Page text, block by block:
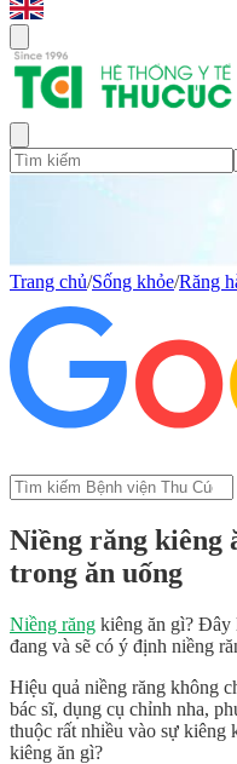
Trang chủ/Sống khỏe/Răng
Niềng răng kiêng
trong ăn uống
Niềng răng kiêng ăn gì? Đây
đang và sẽ có ý định niềng
Hiệu quả niềng răng không
bác sĩ, dụng cụ chỉnh nha,
thuộc rất nhiều vào sự kiêng
kiêng ăn gì?